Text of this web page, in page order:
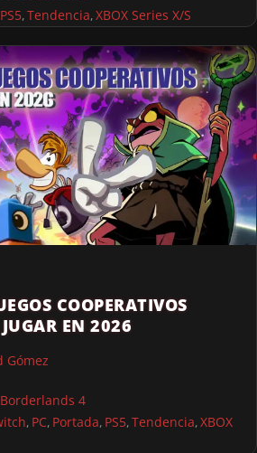
PS5,Tendencia,XBOX Series X/S
COOPERATIVOS
EN 2026
Gómez
Borderlands 4
, PC, Portada, PS5,Tendencia,XBOX